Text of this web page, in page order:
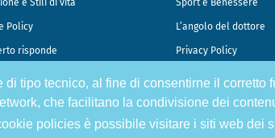
di tipo tecnico, al fine di consentirne il
che facilitano la condivisione dei
policies è possibile visitare i siti web dei
e Stili di vita Sport e Benessere
Policy L’angolo del dottore
risponde Privacy Policy
Gek Srl, P.IVA 07333890965 - Direzione Scientifica Dottor Attilio Francesco Speciani